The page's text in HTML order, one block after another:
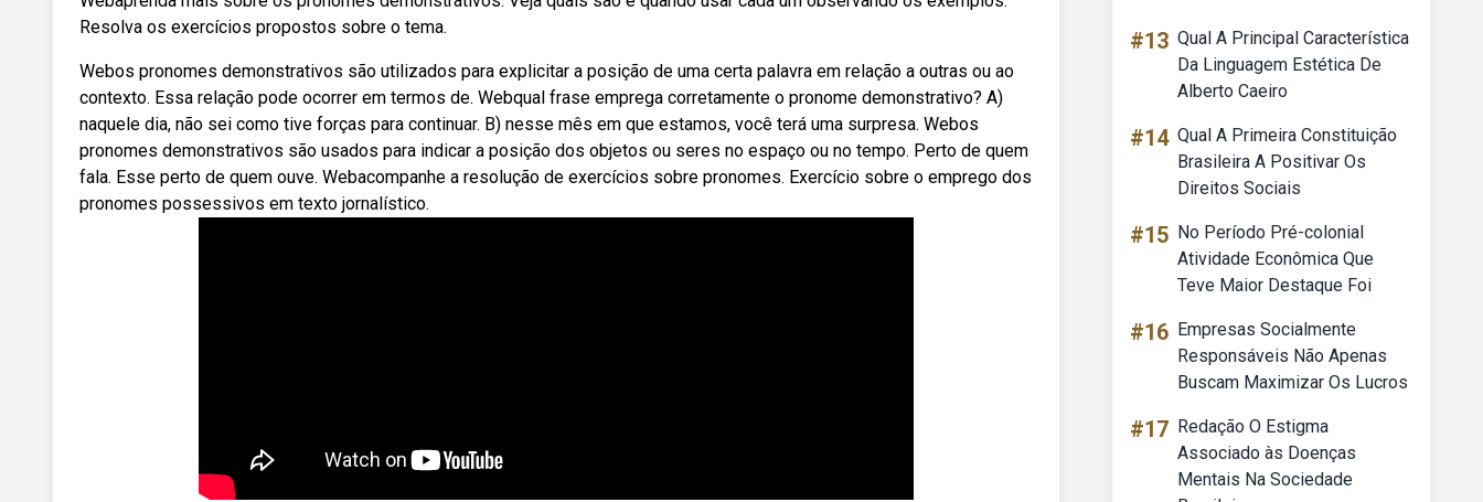
Resolva os exercícios propostos sobre o tema.
Webos pronomes demonstrativos são utilizados para explicitar a posição de uma certa palavra em relação a outras ou ao
contexto. Essa relação pode ocorrer em termos de. Webqual frase emprega corretamente o pronome demonstrativo? A)
naquele dia, não sei como tive forças para continuar. B) nesse mês em que estamos, você terá uma surpresa. Webos
pronomes demonstrativos são usados para indicar a posição dos objetos ou seres no espaço ou no tempo. Perto de quem
fala. Esse perto de quem ouve. Webacompanhe a resolução de exercícios sobre pronomes. Exercício sobre o emprego dos
pronomes possessivos em texto jornalístico.
#13 Qual A Principal Característica
Da Linguagem Estética De
Alberto Caeiro
#14 Qual A Primeira Constituição
Brasileira A Positivar Os
Direitos Sociais
#15 No Período Pré-colonial
Atividade Econômica Que
Teve Maior Destaque Foi
#16 Empresas Socialmente
Responsáveis Não Apenas
Buscam Maximizar Os Lucros
#17 Redação O Estigma
Associado às Doenças
Mentais Na Sociedade